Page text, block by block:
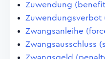
Zuwendung
Zwangsanleihe
Zwangsausschluss
Zwangsgeld